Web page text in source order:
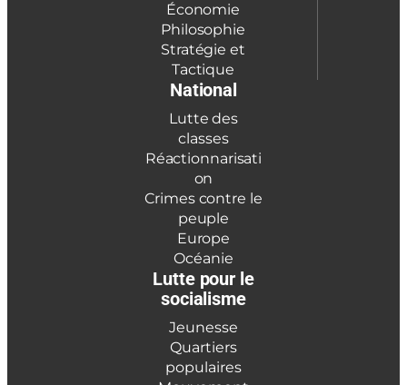
Économie
Philosophie
Stratégie et
Tactique
National
Lutte des
classes
Réactionnarisati
on
Crimes contre le
peuple
Europe
Océanie
Lutte pour le
socialisme
Jeunesse
Quartiers
populaires